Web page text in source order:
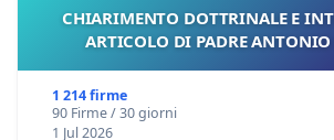
CHIARIMENTO DOTTRINALE E
ARTICOLO DI PADRE ANTONIO
1 214 firme
90 Firme / 30 giorni
1 Jul 2026